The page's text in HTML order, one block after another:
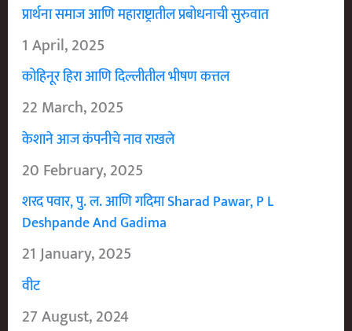
प्रार्थना समाज आणि महाराष्ट्रातील प्रबोधनाची सुरुवात
1 April, 2025
कोहिनूर हिरा आणि दिल्लीतील भीषण कत्तल
22 March, 2025
केशाने आज कंपनीचे नाव राखले
20 February, 2025
शरद पवार, पु. ल. आणि गदिमा Sharad Pawar, P L
Deshpande And Gadima
21 January, 2025
वीट
27 August, 2024